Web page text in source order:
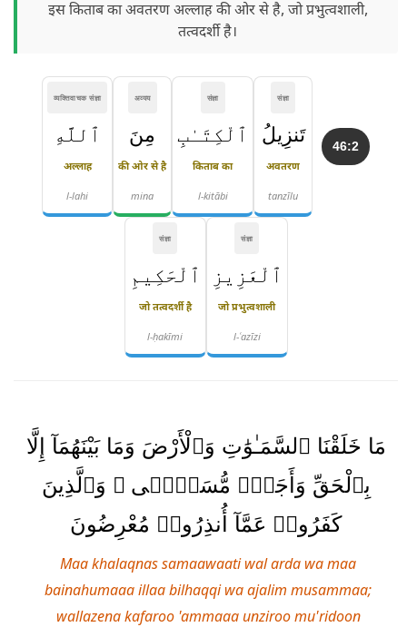
इस किताब का अवतरण अल्लाह की ओर से है, जो प्रभुत्वशाली,
तत्वदर्शी है।
46:2
संज्ञा
تَنزِيلُ
अवतरण
tanzīlu
संज्ञा
ٱلْكِتَـٰبِ
किताब का
l-kitābi
अव्यय
مِنَ
की ओर से है
mina
व्यक्तिवाचक संज्ञा
ٱللَّهِ
अल्लाह
l-lahi
संज्ञा
ٱلْعَزِيزِ
जो प्रभुत्वशाली
l-ʿazīzi
संज्ञा
ٱلْحَكِيمِ
जो तत्वदर्शी है
l-ḥakīmi
مَا خَلَقْنَا ٱلسَّمَـٰوَٰتِ وَٱلْأَرْضَ وَمَا بَيْنَهُمَآ إِلَّا
بِٱلْحَقِّ وَأَجَلٍۢ مُّسَمًّۭى ۚ وَٱلَّذِينَ
كَفَرُوا۟ عَمَّآ أُنذِرُوا۟ مُعْرِضُونَ
Maa khalaqnas samaawaati wal arda wa maa
bainahumaaa illaa bilhaqqi wa ajalim musammaa;
wallazena kafaroo 'ammaaa unziroo mu'ridoon